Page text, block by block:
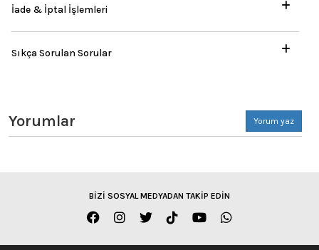
İade & İptal İşlemleri
Sıkça Sorulan Sorular
Yorumlar Yorum yaz
BİZİ SOSYAL MEDYADAN TAKİP EDİN